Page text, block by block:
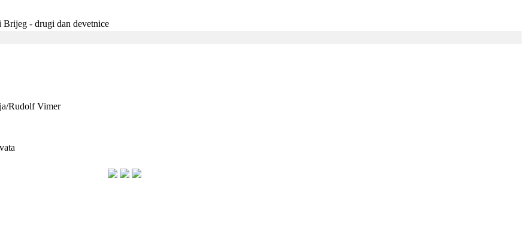
- drugi dan devetnice
Rudolf Vimer